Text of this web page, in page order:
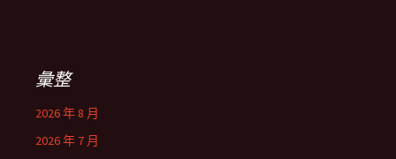
彙整
2026 年 8 月
2026 年 7 月